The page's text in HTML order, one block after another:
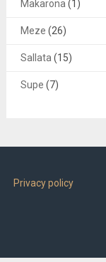
Makarona(1)
Meze (26)
Sallata(15)
Supe (7)
Privacy policy